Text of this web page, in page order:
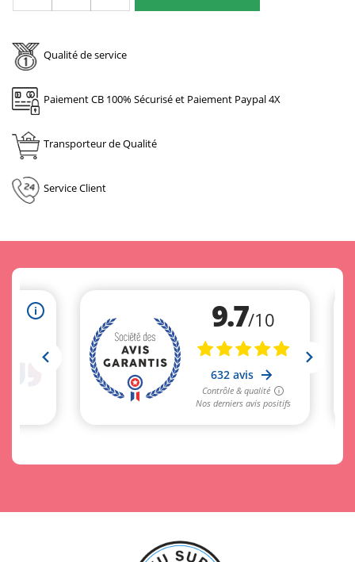
Qualité de service
Paiement CB 100% Sécurisé et Paiement Paypal 4X
Transporteur de Qualité
Service Client